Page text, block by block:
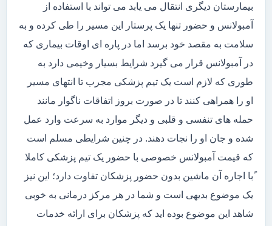
بیمارستان دیگری انتقال می یابد می تواند با استفاده از
آمبولانس و حضور تنها یک پرستار این مسیر را طی کرده و به
سلامت به مقصد خود برسد اما در پاره ای اوقات بیماری که
در آمبولانس قرار می گیرد شرایط بسیار وخیمی دارد به
طوری که لازم است یک تیم پزشکی مجرب تا انتهای مسیر
او را همراهی کنند تا در صورت بروز اتفاقات ناگوار مانند
حمله های تنفسی و قلبی و دیگر موارد به سرعت وارد عمل
شده و جان او را نجات دهند. در چنین شرایطی مسلم است
که قیمت آمبولانس خصوصی با حضور یک تیم پزشکی کاملا
ًبا اجاره آن ماشین بدون حضور پزشکان تفاوت دارد؛ این نیز
یک موضوع بدیهی است و شما در هر مرکز درمانی به خوبی
شاهد این موضوع بوده اید که پزشکان برای ارائه خدمات